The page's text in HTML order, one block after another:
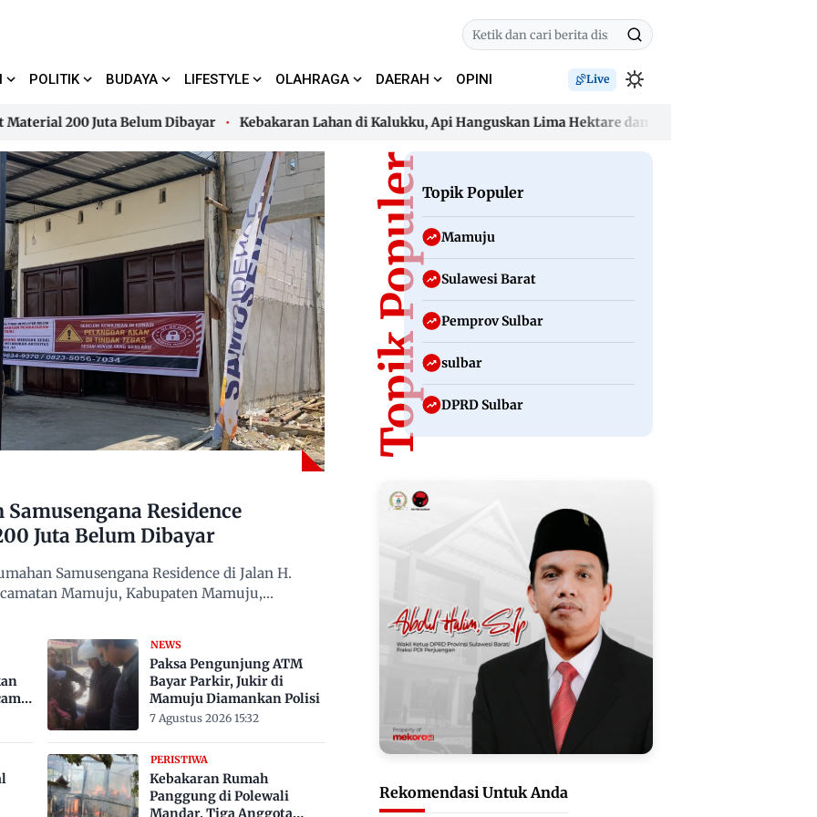
POLITIK BUDAYA LIFESTYLE OLAHRAGA DAERAH OPINI Live
200 Juta Belum Dibayar Kebakaran Lahan di Kalukku, Api Hanguskan Lima Hektare dan Ancam Permukiman
200 Juta Belum Dibayar Kebakaran Lahan di Kalukku, Api Hanguskan Lima Hektare dan Ancam Permukiman
Residence
Juta Belum Dibayar
Samusengana Residence di Jalan H.
Mamuju, Kabupaten Mamuju,
NEWS
Paksa Pengunjung ATM
Bayar Parkir, Jukir di
Mamuju Diamankan Polisi
7 Agustus 2026 15:32
PERISTIWA
Kebakaran Rumah
Panggung di Polewali
Mandar, Tiga Anggota
Topik PopulerTopik Populer
Mamuju
Sulawesi Barat
Pemprov Sulbar
sulbar
DPRD Sulbar
Rekomendasi Untuk Anda